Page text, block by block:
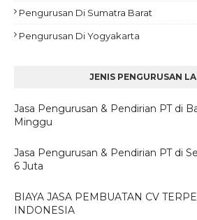
Pengurusan Di Sumatra Barat
Pengurusan Di Yogyakarta
JENIS PENGURUSAN
Jasa Pengurusan & Pendirian PT di
Minggu
Jasa Pengurusan & Pendirian PT di
6 Juta
BIAYA JASA PEMBUATAN CV
INDONESIA